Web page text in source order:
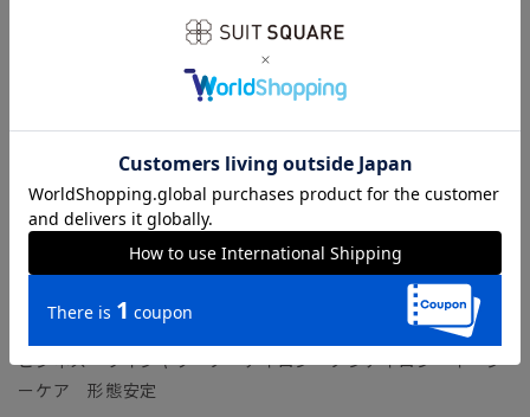
コットン本来の風合いや機能性をキープしつつ、ポリエステル
をブレンドして強度を高めています。
NON IRON（ノンアイロン）／言葉通り“アイロン掛けが不
要”な、画期的な『NON IRON』ドレスシャツです。
【参考情報】The Style Dictionary
◆スーツに合うワイシャツおすすめ12選｜おしゃれ＆失敗しな
いシャツの選び方
ビジネス ワイシャツ ノーアイロン ノンアイロン イージ
ーケア 形態安定